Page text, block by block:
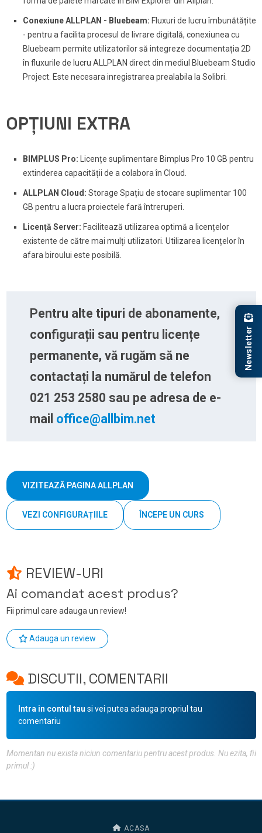
Conexiune ALLPLAN - Bluebeam: Fluxuri de lucru îmbunătățite
- pentru a facilita procesul de livrare digitală, conexiunea cu
Bluebeam permite utilizatorilor să integreze documentația 2D
în fluxurile de lucru ALLPLAN direct din mediul Bluebeam Studio
Project. Este necesara inregistrarea prealabila la Solibri.
OPȚIUNI EXTRA
BIMPLUS Pro: Licențe suplimentare Bimplus Pro 10 GB pentru
extinderea capacității de a colabora în Cloud.
ALLPLAN Cloud: Storage Spațiu de stocare suplimentar 100
GB pentru a lucra proiectele fară întreruperi.
Licență Server: Facilitează utilizarea optimă a licențelor
existente de către mai mulți utilizatori. Utilizarea licențelor în
afara biroului este posibilă.
Pentru alte tipuri de abonamente,
configurații sau pentru licențe
permanente, vă rugăm să ne
contactați la numărul de telefon
021 253 2580 sau pe adresa de e-
mail office@allbim.net
VIZITEAZĂ PAGINA ALLPLAN
VEZI CONFIGURAȚIILE ÎNCEPE UN CURS
REVIEW-URI
Ai comandat acest produs?
Fii primul care adauga un review!
Adauga un review
DISCUTII, COMENTARII
Intra in contul tau si vei putea adauga propriul tau
comentariu
Momentan nu exista niciun comentariu pentru acest produs. Nu ezita, fii
primul :)
ACASA
Newsletter